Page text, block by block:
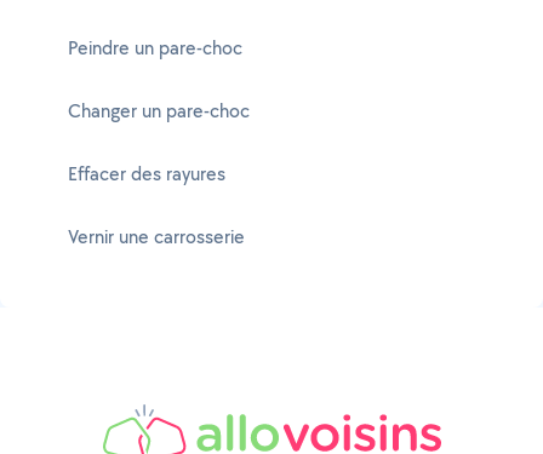
Peindre un pare-choc
Changer un pare-choc
Effacer des rayures
Vernir une carrosserie